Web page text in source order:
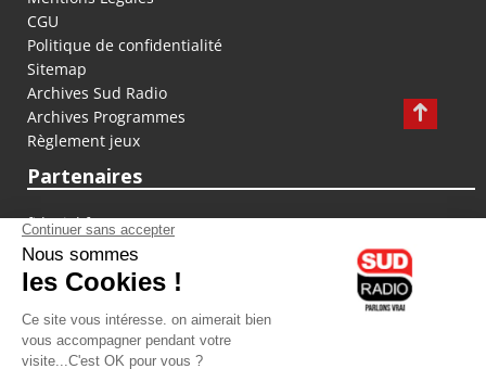
CGU
Politique de confidentialité
Sitemap
Archives Sud Radio
Archives Programmes
Règlement jeux
Partenaires
fiducial.fr
lyoncapitale.fr
olympique-et-lyonnais.com
L'application Iphone / Android